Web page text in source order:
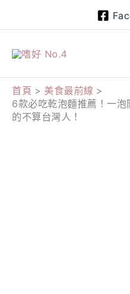
至
首頁
美食最前線
6款必吃乾泡麵推薦！一
的不算台灣人！